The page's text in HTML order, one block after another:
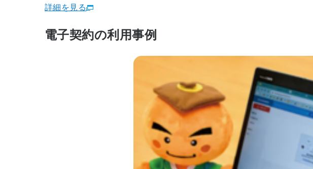
詳細を見る
電子契約の利用事例